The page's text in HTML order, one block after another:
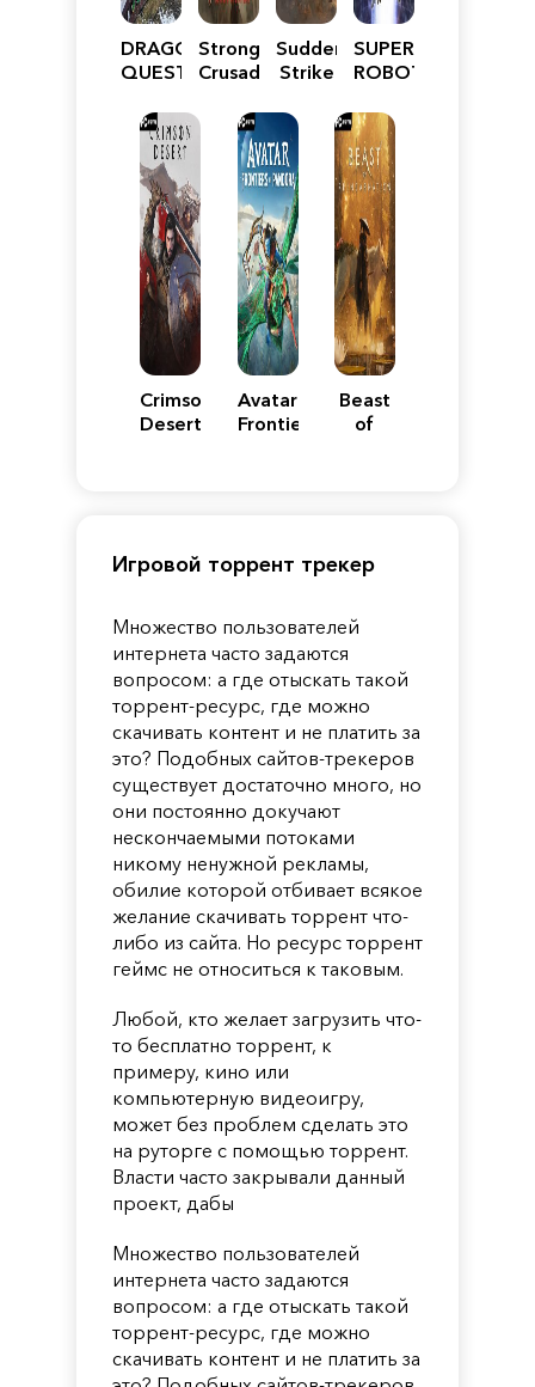
DRAGON
QUEST
Reimagined
Stronghold
Crusader:
Edition
Sudden
Strike
SUPER
ROBOT
Y
Crimson
Desert
Avatar:
Frontiers
Beast
of
Игровой торрент трекер
Множество пользователей
интернета часто задаются
вопросом: а где отыскать такой
торрент-ресурс, где можно
скачивать контент и не платить за
это? Подобных сайтов-трекеров
существует достаточно много, но
они постоянно докучают
нескончаемыми потоками
никому ненужной рекламы,
обилие которой отбивает всякое
желание скачивать торрент что-
либо из сайта. Но ресурс торрент
геймс не относиться к таковым.
Любой, кто желает загрузить что-
то бесплатно торрент, к
примеру, кино или
компьютерную видеоигру,
может без проблем сделать это
на руторге с помощью торрент.
Власти часто закрывали данный
проект, дабы
Множество пользователей
интернета часто задаются
вопросом: а где отыскать такой
торрент-ресурс, где можно
скачивать контент и не платить за